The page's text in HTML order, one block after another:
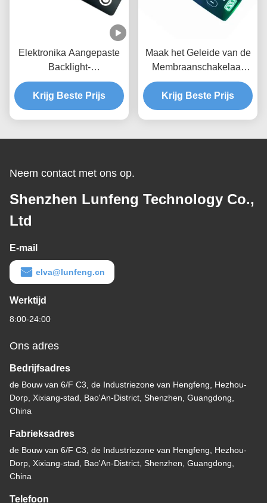
Elektronika Aangepaste
Backlight-
Membraanschakelaar met
Etiketstickers
Krijg Beste Prijs
Maak het Geleide van de
Membraanschakelaar
Tastbare Achter Lichte
LGF Ontwerp van het
Metaalkoepels waterdicht
Krijg Beste Prijs
Neem contact met ons op.
Shenzhen Lunfeng Technology Co.,
Ltd
E-mail
elva@lunfeng.cn
Werktijd
8:00-24:00
Ons adres
Bedrijfsadres
de Bouw van 6/F C3, de Industriezone van Hengfeng, Hezhou-
Dorp, Xixiang-stad, Bao'An-District, Shenzhen, Guangdong,
China
Fabrieksadres
de Bouw van 6/F C3, de Industriezone van Hengfeng, Hezhou-
Dorp, Xixiang-stad, Bao'An-District, Shenzhen, Guangdong,
China
Telefoon